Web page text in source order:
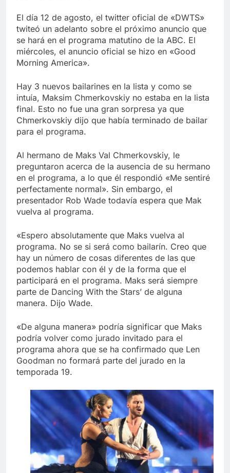
paranormales con
binoculares de visión
nocturna y reuniones de
secuestrados
7 Años Atrás
La Inteligencia Artificial
deepfake de Samsung
fabrica un clip de
7 Años Atrás
El día 12 de agosto, el twitter oficial de «DWTS»
twiteó un adelanto sobre el próximo anuncio que
se hará en el programa matutino de la ABC. El
miércoles, el anuncio oficial se hizo en «Good
Morning America».
Hay 3 nuevos bailarines en la lista y como se
intuía, Maksim Chmerkovskiy no estaba en la lista
final. Esto no fue una gran sorpresa ya que
Chmerkovskiy dijo que había terminado de bailar
para el programa.
Al hermano de Maks Val Chmerkovskiy, le
preguntaron acerca de la ausencia de su hermano
en el programa, a lo que él respondió «Me sentiré
perfectamente normal». Sin embargo, el
presentador Rob Wade todavía espera que Mak
vuelva al programa.
«Espero absolutamente que Maks vuelva al
programa. No se si será como bailarín. Creo que
hay un número de cosas diferentes de las que
podemos hablar con él y de la forma que el
participará en el programa. Maks será siempre
parte de Dancing With the Stars’ de alguna
manera. Dijo Wade.
«De alguna manera» podría significar que Maks
podría volver como jurado invitado para el
programa ahora que se ha confirmado que Len
Goodman no formará parte del jurado en la
temporada 19.